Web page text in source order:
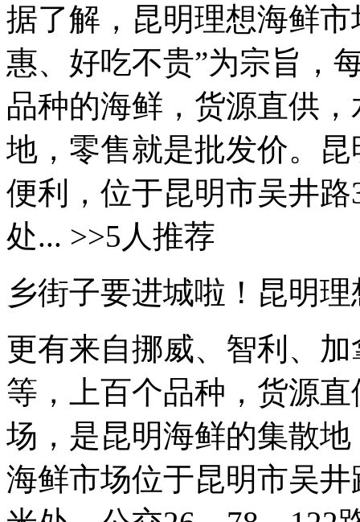
据了解，昆明理想海鲜
惠、好吃不贵”为宗旨，
品种的海鲜，货源直供
地，零售就是批发价。
便利，位于昆明市吴井
处... >>5人推荐
乡街子要进城啦！昆明
更有来自挪威、智利、
等，上百个品种，货源
场，是昆明海鲜的集散
海鲜市场位于昆明市吴